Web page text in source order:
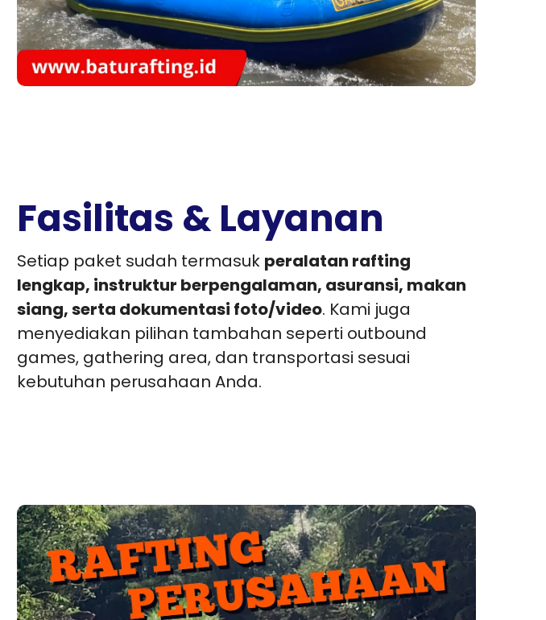
Fasilitas & Layanan
Setiap paket sudah termasuk peralatan rafting
lengkap, instruktur berpengalaman, asuransi, makan
siang, serta dokumentasi foto/video. Kami juga
menyediakan pilihan tambahan seperti outbound
games, gathering area, dan transportasi sesuai
kebutuhan perusahaan Anda.